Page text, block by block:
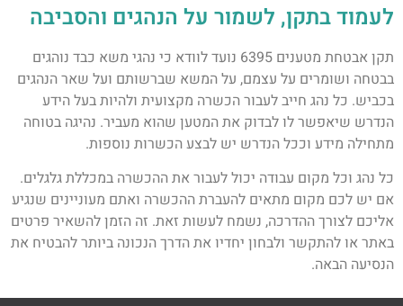
לעמוד בתקן, לשמור על הנהגים והסביבה
תקן אבטחת מטענים 6395 נועד לוודא כי נהגי משא כבד נוהגים
בבטחה ושומרים על עצמם, על המשא שברשותם ועל שאר הנהגים
בכביש. כל נהג חייב לעבור הכשרה מקצועית ולהיות בעל הידע
הנדרש שיאפשר לו לבדוק את המטען שהוא מעביר. נהיגה בטוחה
מתחילה מידע וככל הנדרש יש לבצע הכשרות נוספות.
כל נהג וכל מקום עבודה יכול לעבור את ההכשרה במכללת גלגלים.
אם יש לכם מקום מתאים להעברת ההכשרה ואתם מעוניינים שנגיע
אליכם לצורך ההדרכה, נשמח לעשות זאת. זה הזמן להשאיר פרטים
באתר או להתקשר ולבחון יחדיו את הדרך הנכונה ביותר להבטיח את
הנסיעה הבאה.